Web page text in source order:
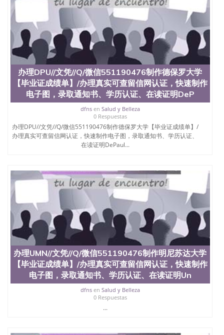
办理DPU//文凭//Q/微信551190476制作德保罗大学
【毕业证成绩单】/办理真实可查留信网认证，快速制作
电子图，录取通知书、学历认证、在读证明DeP
dfnsen Salud y Belleza
0 Respuestas
办理DPU//文凭//Q/微信551190476制作德保罗大学【毕业证成绩单】/
办理真实可查留信网认证，快速制作电子图，录取通知书、学历认证、
在读证明DePaul...
办理UMN//文凭//Q/微信551190476制作明尼苏达大学
【毕业证成绩单】/办理真实可查留信网认证，快速制作
电子图，录取通知书、学历认证、在读证明Un
dfnsen Salud y Belleza
0 Respuestas
...